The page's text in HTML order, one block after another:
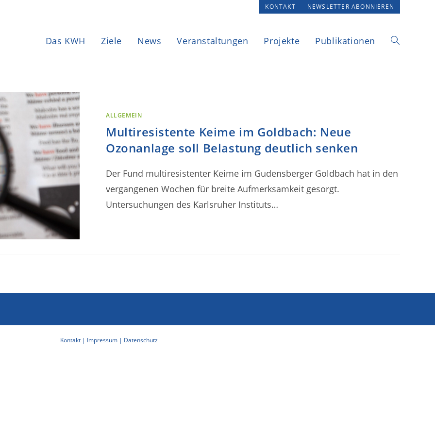
KONTAKT NEWSLETTER ABONNIEREN
Das KWH Ziele News Veranstaltungen Projekte Publikationen Website-
ALLGEMEIN
Multiresistente Keime im Goldbach: Neue
Ozonanlage soll Belastung deutlich senken
Der Fund multiresistenter Keime im Gudensberger Goldbach hat in den
vergangenen Wochen für breite Aufmerksamkeit gesorgt.
Untersuchungen des Karlsruher Instituts…
Kontakt | Impressum | Datenschutz